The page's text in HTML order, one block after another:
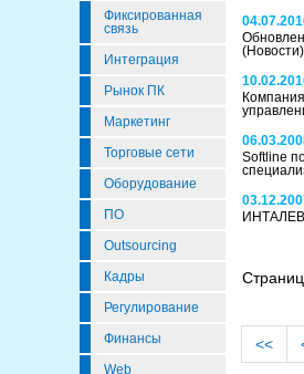
Фиксированная
связь
Интеграция
Рынок ПК
Маркетинг
Торговые сети
Оборудование
ПО
Outsourcing
Кадры
Регулирование
Финансы
Web
(Новости)
Softline
ИНТАЛЕВ
<<